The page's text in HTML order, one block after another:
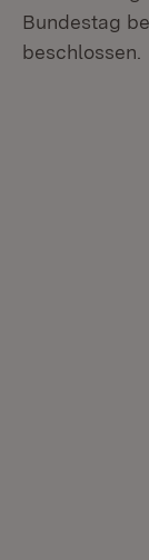
Bundestag
beschlossen.